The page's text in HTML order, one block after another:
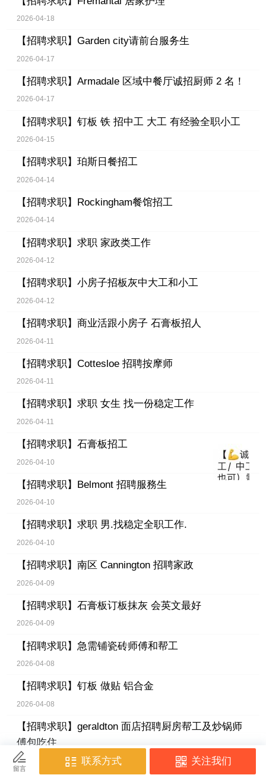
2026-04-18
【招聘求职】 Garden city请前台服务生
2026-04-17
【招聘求职】 Armadale 区域中餐厅诚招厨师 2 名！
2026-04-17
【招聘求职】 钉板 铁 招中工 大工 有经验全职小工
2026-04-15
【招聘求职】 珀斯日餐招工
2026-04-14
【招聘求职】 Rockingham餐馆招工
2026-04-14
【招聘求职】 求职 家政类工作
2026-04-12
【招聘求职】 小房子招板灰中大工和小工
2026-04-12
【招聘求职】 商业活跟小房子 石膏板招人
2026-04-11
【招聘求职】 Cottesloe 招聘按摩师
2026-04-11
【招聘求职】 求职 女生 找一份稳定工作
2026-04-11
【招聘求职】 石膏板招工
2026-04-10
【招聘求职】 Belmont 招聘服務生
2026-04-10
【招聘求职】 求职 男.找稳定全职工作.
2026-04-10
【招聘求职】 南区 Cannington 招聘家政
2026-04-09
【招聘求职】 石膏板订板抹灰 会英文最好
2026-04-09
【招聘求职】 急需铺瓷砖师傅和帮工
2026-04-08
【招聘求职】 钉板 做贴 铝合金
2026-04-08
【招聘求职】 geraldton 面店招聘厨房帮工及炒锅师
傅包吃住
2026-04-07